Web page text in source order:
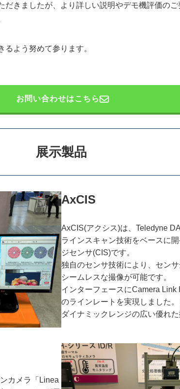
きましたが、より詳しい説明やデモ機評価のご
よう努めて参ります。
お問い合わせはこちら
展示製品
AxCIS
AxCIS(アクシス)は、Teledyne
ラインスキャン技術をベースに
ジセンサ(CIS)です。
独自のセンサ技術により、セン
シームレスな撮像が可能です。
インターフェースにCamera
のラインレートを実現しました
ダイナミックレンジの広い優れた
カメラ「Linea